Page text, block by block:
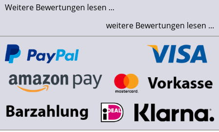
Weitere Bewertungen lesen ...
weitere Bewertungen lesen ...